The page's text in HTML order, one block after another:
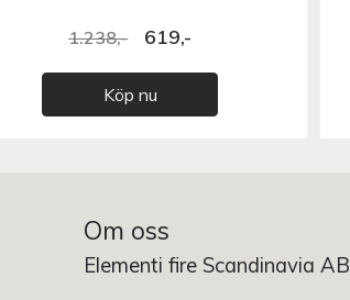
1.238,- 619,-
Köp nu
Om oss
Elementi fire Scandinavia AB